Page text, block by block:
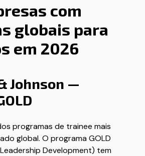
com
globais para
em 2026
Johnson —
programas de trainee mais
global. O programa GOLD
Development) tem